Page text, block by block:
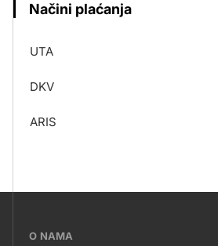
Načini plaćanja
UTA
DKV
ARIS
???O NAMA